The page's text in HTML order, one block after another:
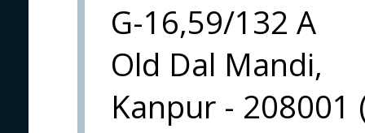
G-16,59/132 A
Old Dal Mandi,
Kanpur - 208001